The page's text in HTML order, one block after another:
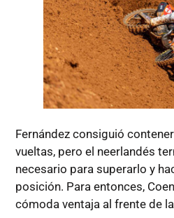
Fernández consiguió
vueltas, pero el neerlandés
necesario para superarlo y
posición. Para entonces,
cómoda ventaja al frente de